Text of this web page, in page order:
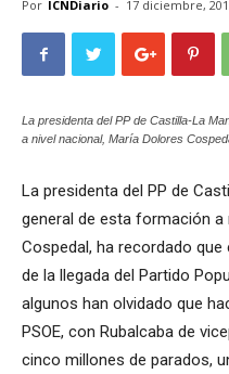
Por ICNDiario - 17 diciembre,
La presidenta del PP de Castilla-La
a nivel nacional, María Dolores
La presidenta del PP de
general de esta formación a
Cospedal, ha recordado
de la llegada del Partido
algunos han olvidado que
PSOE, con Rubalcaba de
cinco millones de parados,